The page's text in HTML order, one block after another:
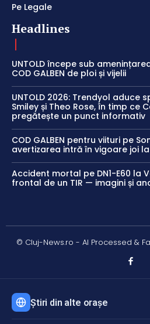
Pe Legale
Headlines
UNTOLD începe sub
COD GALBEN de ploi și vijelii
UNTOLD 2026: Trendyol aduce
Smiley și Theo Rose, în timp ce
pregătește un punct informativ
COD GALBEN pentru viituri pe
avertizarea intră în vigoare joi
Accident mortal pe DN1-E60 la
frontal de un TIR — imagini și
© Cluj-News.ro - AI Processed &
Știri din alte orașe